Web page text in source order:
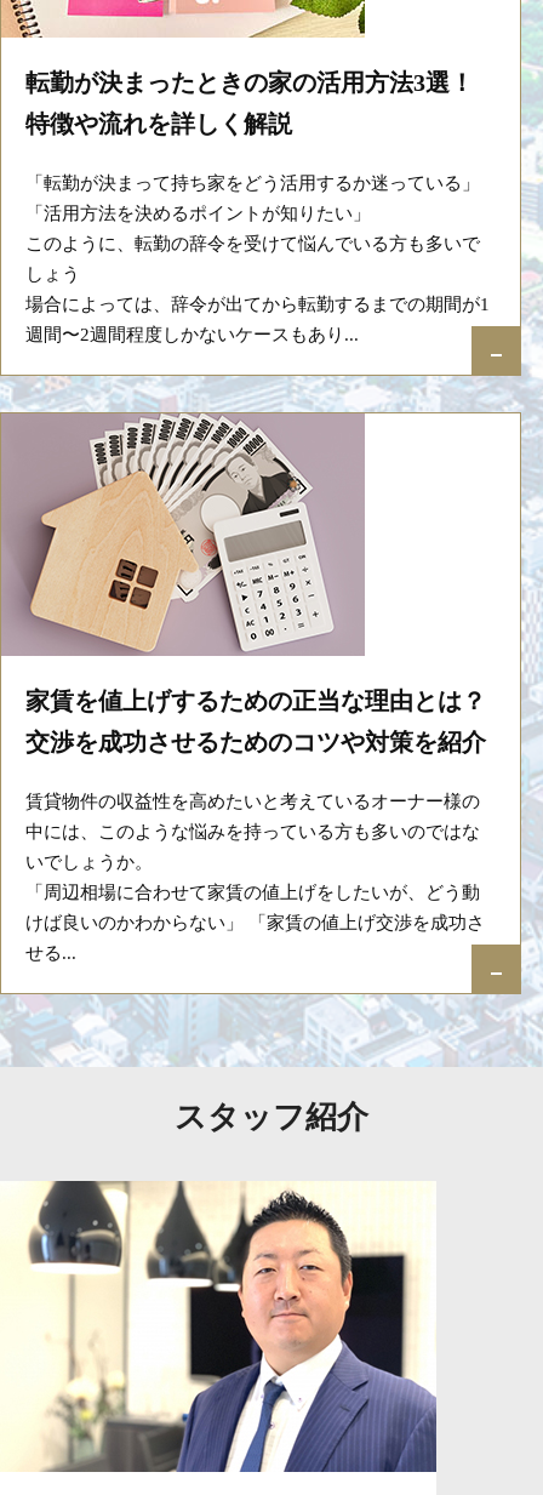
転勤が決まったときの家の活用方法3選！
特徴や流れを詳しく解説
「転勤が決まって持ち家をどう活用するか迷っている」
「活用方法を決めるポイントが知りたい」
このように、転勤の辞令を受けて悩んでいる方も多いで
しょう
場合によっては、辞令が出てから転勤するまでの期間が1
週間〜2週間程度しかないケースもあり...
家賃を値上げするための正当な理由とは？
交渉を成功させるためのコツや対策を紹介
賃貸物件の収益性を高めたいと考えているオーナー様の
中には、このような悩みを持っている方も多いのではな
いでしょうか。
「周辺相場に合わせて家賃の値上げをしたいが、どう動
けば良いのかわからない」 「家賃の値上げ交渉を成功さ
せる...
スタッフ紹介